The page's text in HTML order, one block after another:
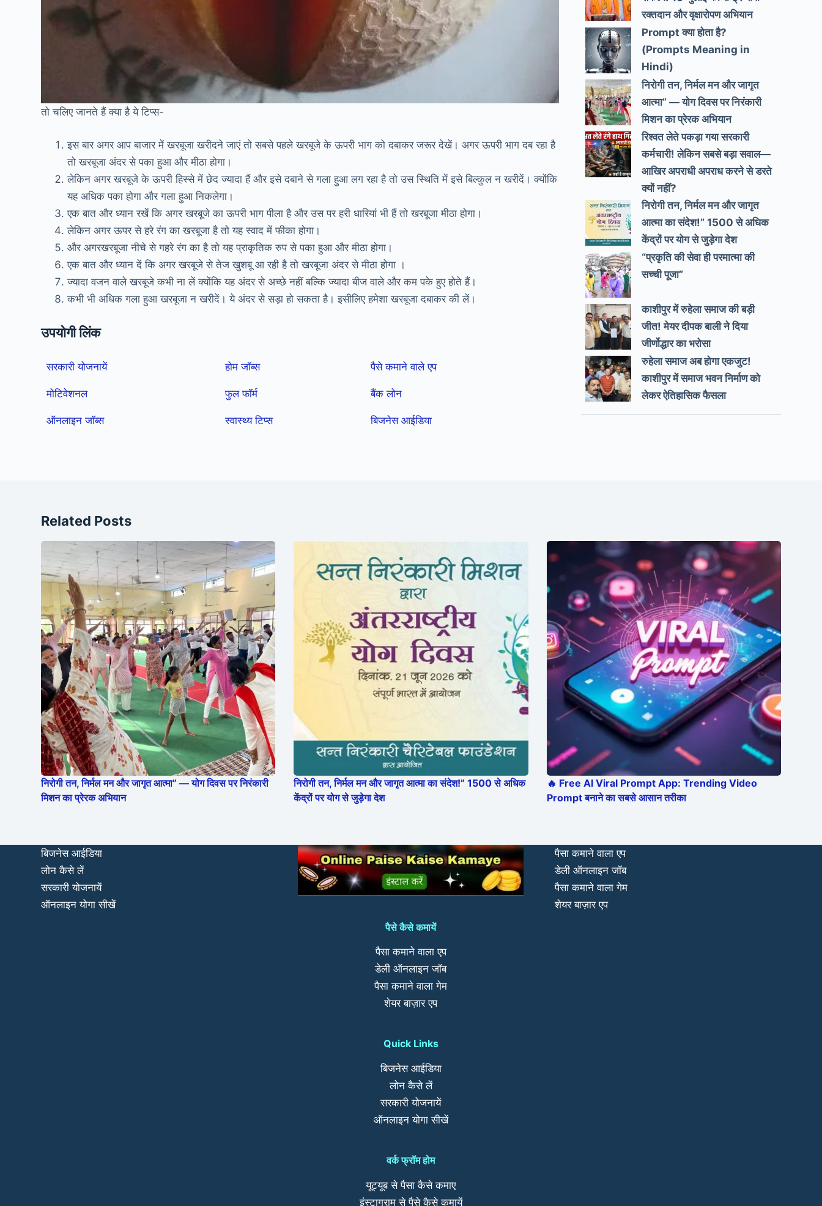
तो चलिए जानते हैं क्या है ये टिप्स-
इस बार अगर आप बाजार में खरबूजा खरीदने जाएं तो सबसे पहले खरबूजे के ऊपरी भाग को दबाकर जरूर देखें। अगर ऊपरी भाग दब रहा है
तो खरबूजा अंदर से पका हुआ और मीठा होगा।
लेकिन अगर खरबूजे के ऊपरी हिस्से में छेद ज्यादा हैं और इसे दबाने से गला हुआ लग रहा है तो उस स्थिति में इसे बिल्कुल न खरीदें। क्योंकि
यह अधिक पका होगा और गला हुआ निकलेगा।
एक बात और ध्यान रखें कि अगर खरबूजे का ऊपरी भाग पीला है और उस पर हरी धारियां भी हैं तो खरबूजा मीठा होगा।
लेकिन अगर ऊपर से हरे रंग का खरबूजा है तो यह स्वाद में फीका होगा।
और अगरखरबूजा नीचे से गहरे रंग का है तो यह प्राकृतिक रुप से पका हुआ और मीठा होगा।
एक बात और ध्यान दें कि अगर खरबूजे से तेज खुशबू आ रही है तो खरबूजा अंदर से मीठा होगा ।
ज्यादा वजन वाले खरबूजे कभी ना लें क्योंकि यह अंदर से अच्छे नहीं बल्कि ज्यादा बीज वाले और कम पके हुए होते हैं।
कभी भी अधिक गला हुआ खरबूजा न खरीदें। ये अंदर से सड़ा हो सकता है। इसीलिए हमेशा खरबूजा दबाकर की लें।
उपयोगी लिंक
सरकारी योजनायें होम जॉब्स पैसे कमाने वाले एप
मोटिवेशनल फुल फॉर्म बैंक लोन
ऑनलाइन जॉब्स स्वास्थ्य टिप्स बिजनेस आईडिया
रक्तदान और वृक्षारोपण अभियान
Prompt क्या होता है?
(Prompts Meaning in
Hindi)
निरोगी तन, निर्मल मन और जागृत
आत्मा” — योग दिवस पर निरंकारी
मिशन का प्रेरक अभियान
रिश्वत लेते पकड़ा गया सरकारी
कर्मचारी! लेकिन सबसे बड़ा सवाल—
आखिर अपराधी अपराध करने से डरते
क्यों नहीं?
निरोगी तन, निर्मल मन और जागृत
आत्मा का संदेश!” 1500 से अधिक
केंद्रों पर योग से जुड़ेगा देश
“प्रकृति की सेवा ही परमात्मा की
सच्ची पूजा”
काशीपुर में रुहेला समाज की बड़ी
जीत! मेयर दीपक बाली ने दिया
जीर्णोद्धार का भरोसा
रुहेला समाज अब होगा एकजुट!
काशीपुर में समाज भवन निर्माण को
लेकर ऐतिहासिक फैसला
Related Posts
निरोगी तन, निर्मल मन और जागृत आत्मा” — योग दिवस पर निरंकारी
मिशन का प्रेरक अभियान
निरोगी तन, निर्मल मन और जागृत आत्मा का संदेश!” 1500 से अधिक
केंद्रों पर योग से जुड़ेगा देश
🔥 Free AI Viral Prompt App: Trending Video
Prompt बनाने का सबसे आसान तरीका
बिजनेस आईडिया
लोन कैसे लें
सरकारी योजनायें
ऑनलाइन योगा सीखें
पैसे कैसे कमायें
पैसा कमाने वाला एप
डेली ऑनलाइन जॉब
पैसा कमाने वाला गेम
शेयर बाज़ार एप
Quick Links
बिजनेस आईडिया
लोन कैसे लें
सरकारी योजनायें
ऑनलाइन योगा सीखें
वर्क फ्रॉम होम
यूट्यूब से पैसा कैसे कमाए
इंस्टाग्राम से पैसे कैसे कमायें
पैसा कमाने वाला एप
डेली ऑनलाइन जॉब
पैसा कमाने वाला गेम
शेयर बाज़ार एप